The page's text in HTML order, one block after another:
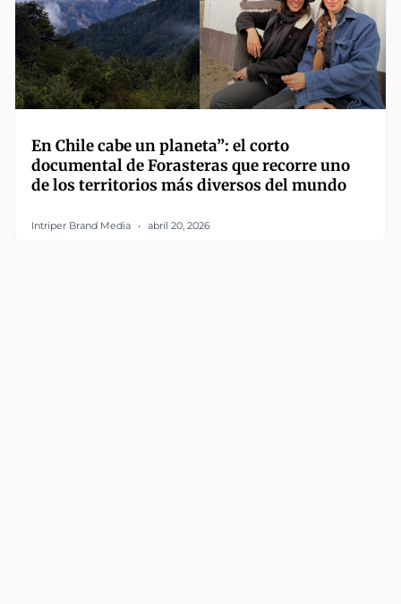
En Chile cabe un planeta”: el corto
documental de Forasteras que recorre uno
de los territorios más diversos del mundo
Intriper Brand Media abril 20, 2026